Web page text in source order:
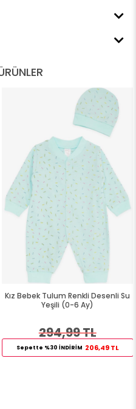
Kız Bebek Tulum Renkli Desenli Su
Yeşili (0-6 Ay)
294,99 TL
Sepette %30 İNDİRİM 206,49 TL